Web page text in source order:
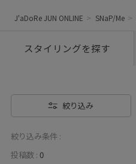
ン オンライン）
J'aDoRe JUN ONLINE SNaP/Me
スタイリングを探す
絞り込み
絞り込み条件 :
投稿数 : 0